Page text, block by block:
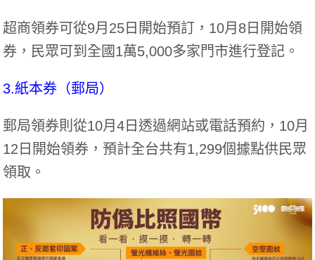
超商領券可從9月25日開始預訂，10月8日開始領
券，民眾可到全國1萬5,000多家門市進行登記。
3.紙本券（郵局）
郵局領券則從10月4日透過網站或電話預約，10月
12日開始領券，預計全台共有1,299個據點供民眾
領取。